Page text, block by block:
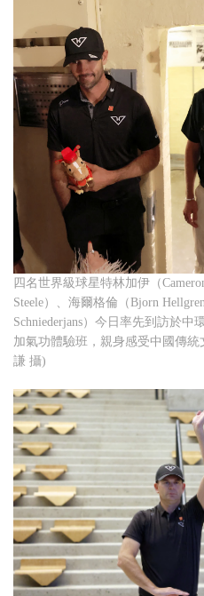
四名世界級球星特林加伊（
Steele）、海爾格倫（Bjorn
Schniederjans）今日率先到訪於
加氣功體驗班，親身感受中國傳
謙 攝)